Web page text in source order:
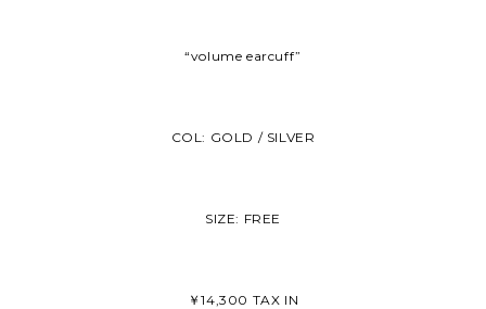
“volume earcuff”
COL: GOLD / SILVER
SIZE: FREE
￥14,300 TAX IN